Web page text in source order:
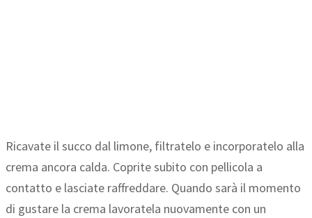
Ricavate il succo dal limone, filtratelo e incorporatelo alla
crema ancora calda. Coprite subito con pellicola a
contatto e lasciate raffreddare. Quando sarà il momento
di gustare la crema lavoratela nuovamente con un